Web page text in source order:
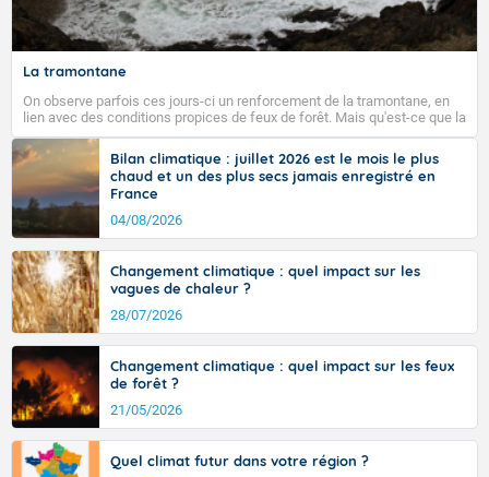
Fermer
La tramontane
On observe parfois ces jours-ci un renforcement de la tramontane, en
lien avec des conditions propices de feux de forêt. Mais qu'est-ce que la
tramontane ? Quelles sont ses caractéristiques ? La tramontane est un
vent turbulent soufflant de secteur nord-ouest à nord, ou ouest à nord-
ouest, dans un secteur qui part du Roussillon à la vallée de l’Aude et à
l’ouest de l’Hérault. L’étymologie de ce vent vient du latin trasmontanus,
signifiant au-delà des monts, en allusion aux régions montagneuses
d’où provient ce vent.
Bilan climatique : juillet 2026 est le mois le plus
chaud et un des plus secs jamais enregistré en
France
04/08/2026
Changement climatique : quel impact sur les
vagues de chaleur ?
28/07/2026
Changement climatique : quel impact sur les feux
de forêt ?
21/05/2026
Quel climat futur dans votre région ?